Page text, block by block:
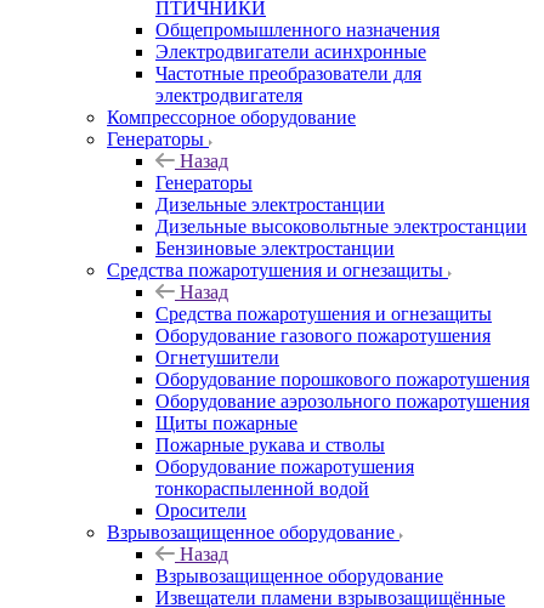
ПТИЧНИКИ
Общепромышленного назначения
Электродвигатели асинхронные
Частотные преобразователи для
электродвигателя
Компрессорное оборудование
Генераторы
Назад
Генераторы
Дизельные электростанции
Дизельные высоковольтные электростанции
Бензиновые электростанции
Средства пожаротушения и огнезащиты
Назад
Средства пожаротушения и огнезащиты
Оборудование газового пожаротушения
Огнетушители
Оборудование порошкового пожаротушения
Оборудование аэрозольного пожаротушения
Щиты пожарные
Пожарные рукава и стволы
Оборудование пожаротушения
тонкораспыленной водой
Оросители
Взрывозащищенное оборудование
Назад
Взрывозащищенное оборудование
Извещатели пламени взрывозащищённые